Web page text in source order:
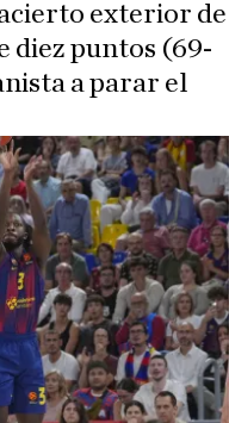
exterior de
diez puntos (69-
a parar el